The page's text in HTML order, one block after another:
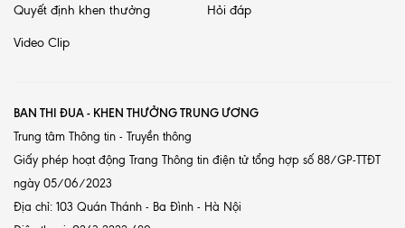
Quyết định khen thưởng Hỏi đáp
Video Clip
BAN THI ĐUA - KHEN THƯỞNG TRUNG ƯƠNG
Trung tâm Thông tin - Truyền thông
Giấy phép hoạt động Trang Thông tin điện tử tổng hợp số 88/GP-TTĐT
ngày 05/06/2023
Địa chỉ: 103 Quán Thánh - Ba Đình - Hà Nội